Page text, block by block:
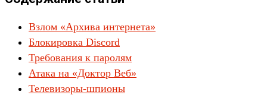
Взлом «Архива интернета»
Блокировка Discord
Требования к паролям
Атака на «Доктор Веб»
Телевизоры-шпионы